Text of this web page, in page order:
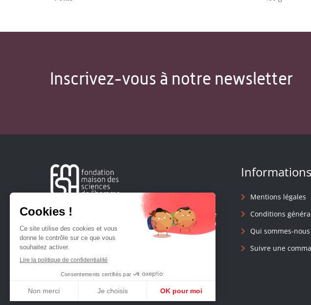
Inscrivez-vous à notre newsletter
Créée en 1963, la Fondation Maison Sciences de l'Homme
soutient la recherche et la diffusion des connaissances en
sciences humaines et sociales.
Informations
Mentions légales
Conditions
Qui sommes-nous
Suivre une